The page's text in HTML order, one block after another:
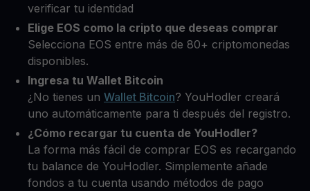
verificar tu identidad
Elige EOS como la cripto que deseas comprar
Selecciona EOS entre más de 80+ criptomonedas
disponibles.
Ingresa tu Wallet Bitcoin
¿No tienes un Wallet Bitcoin? YouHodler creará
uno automáticamente para ti después del registro.
¿Cómo recargar tu cuenta de YouHodler?
La forma más fácil de comprar EOS es recargando
tu balance de YouHodler. Simplemente añade
fondos a tu cuenta usando métodos de pago